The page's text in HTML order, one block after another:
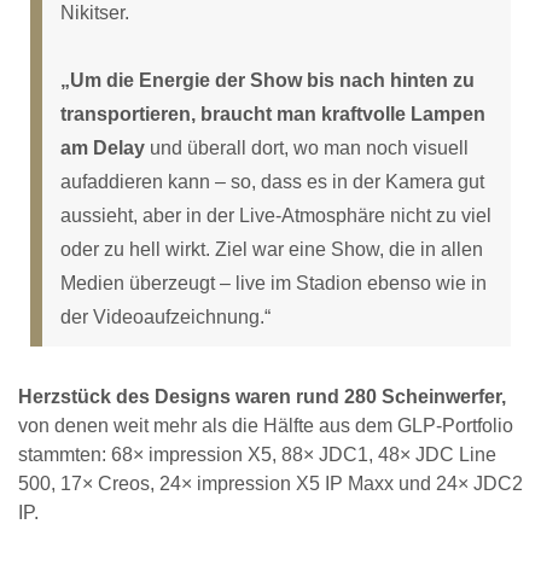
Nikitser.
„Um die Energie der Show bis nach hinten zu
transportieren, braucht man kraftvolle Lampen
am Delay und überall dort, wo man noch visuell
aufaddieren kann – so, dass es in der Kamera gut
aussieht, aber in der Live-Atmosphäre nicht zu viel
oder zu hell wirkt. Ziel war eine Show, die in allen
Medien überzeugt – live im Stadion ebenso wie in
der Videoaufzeichnung.“
Herzstück des Designs waren rund 280 Scheinwerfer,
von denen weit mehr als die Hälfte aus dem GLP-Portfolio
stammten: 68× impression X5, 88× JDC1, 48× JDC Line
500, 17× Creos, 24× impression X5 IP Maxx und 24× JDC2
IP.